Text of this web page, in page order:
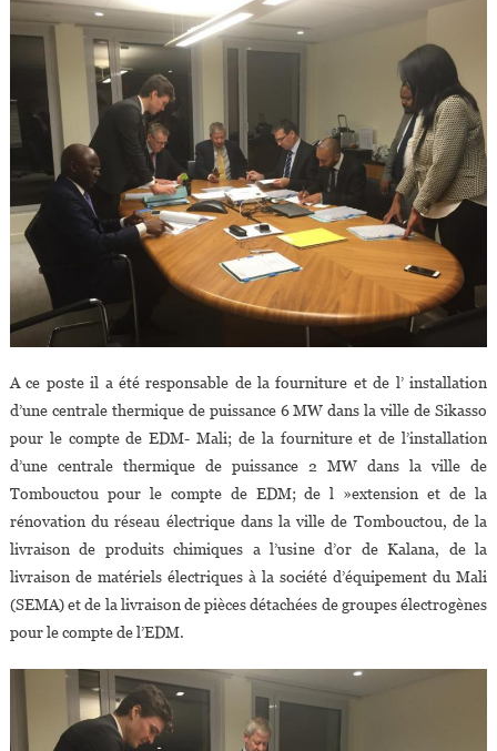
A ce poste il a été responsable de la fourniture et de l’ installation
d’une centrale thermique de puissance 6 MW dans la ville de Sikasso
pour le compte de EDM- Mali; de la fourniture et de l’installation
d’une centrale thermique de puissance 2 MW dans la ville de
Tombouctou pour le compte de EDM; de l »extension et de la
rénovation du réseau électrique dans la ville de Tombouctou, de la
livraison de produits chimiques a l’usine d’or de Kalana, de la
livraison de matériels électriques à la société d’équipement du Mali
(SEMA) et de la livraison de pièces détachées de groupes électrogènes
pour le compte de l’EDM.